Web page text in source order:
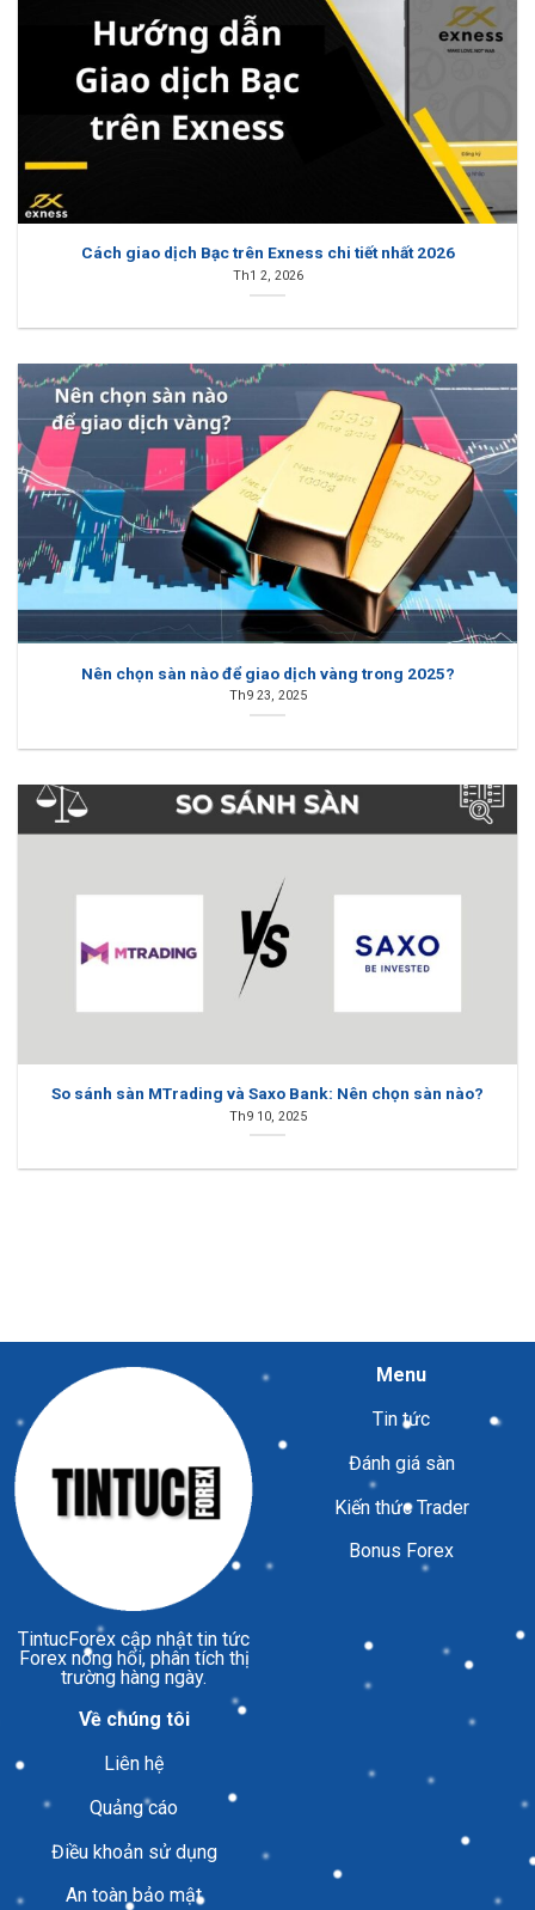
Cách giao dịch Bạc trên Exness chi tiết nhất 2026
Th1 2, 2026
Nên chọn sàn nào để giao dịch vàng trong 2025?
Th9 23, 2025
So sánh sàn MTrading và Saxo Bank: Nên chọn sàn nào?
Th9 10, 2025
TintucForex cập nhật tin tức
Forex nóng hổi, phân tích thị
trường hàng ngày.
Menu
Tin tức
Đánh giá sàn
Kiến thức Trader
Bonus Forex
Về chúng tôi
Liên hệ
Quảng cáo
Điều khoản sử dụng
An toàn bảo mật